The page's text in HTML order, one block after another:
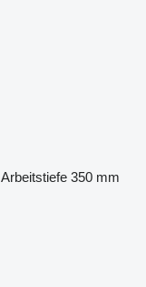
Arbeitstiefe 350 mm